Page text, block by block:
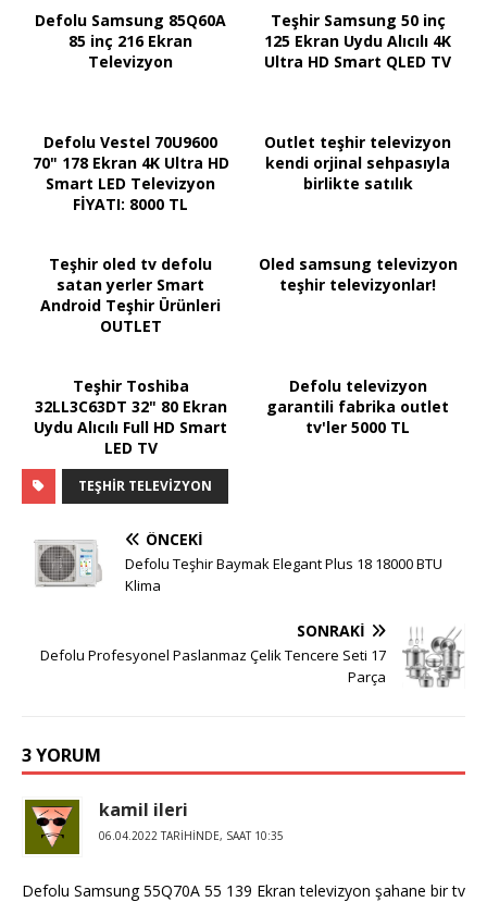
Defolu Samsung 85Q60A
85 inç 216 Ekran
Televizyon
Teşhir Samsung 50 inç
125 Ekran Uydu Alıcılı 4K
Ultra HD Smart QLED TV
Defolu Vestel 70U9600
70" 178 Ekran 4K Ultra HD
Smart LED Televizyon
FİYATI: 8000 TL
Outlet teşhir televizyon
kendi orjinal sehpasıyla
birlikte satılık
Teşhir oled tv defolu
satan yerler Smart
Android Teşhir Ürünleri
OUTLET
Oled samsung televizyon
teşhir televizyonlar!
Teşhir Toshiba
32LL3C63DT 32" 80 Ekran
Uydu Alıcılı Full HD Smart
LED TV
Defolu televizyon
garantili fabrika outlet
tv'ler 5000 TL
TEŞHIR TELEVIZYON
ÖNCEKI
Defolu Teşhir Baymak Elegant Plus 18 18000 BTU
Klima
SONRAKI
Defolu Profesyonel Paslanmaz Çelik Tencere Seti 17
Parça
3 YORUM
kamil ileri
06.04.2022 TARIHINDE, SAAT 10:35
Defolu Samsung 55Q70A 55 139 Ekran televizyon şahane bir tv